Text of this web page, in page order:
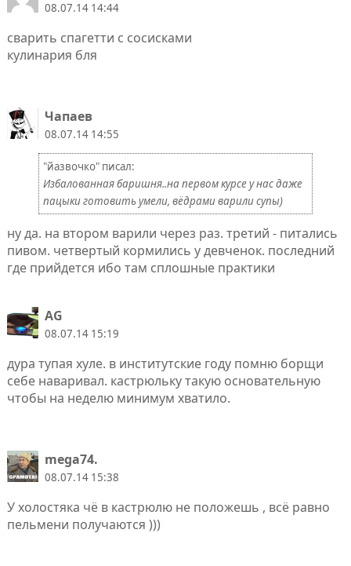
08.07.14 14:44
сварить спагетти с сосисками
кулинария бля
Чапаев
08.07.14 14:55
"йазвочко" писал:
Избалованная баришня..на первом курсе у нас даже
пацыки готовить умели, вёдрами варили супы)
ну да. на втором варили через раз. третий - питались
пивом. четвертый кормились у девченок. последний
где прийдется ибо там сплошные практики
AG
08.07.14 15:19
дура тупая хуле. в институтские году помню борщи
себе наваривал. кастрюльку такую основательную
чтобы на неделю минимум хватило.
mega74.
08.07.14 15:38
У холостяка чё в кастрюлю не положешь , всё равно
пельмени получаются )))